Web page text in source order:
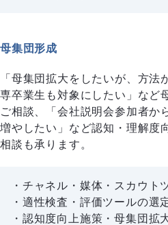
母集団形成
「母集団拡大をしたいが、方法
専卒業生も対象にしたい」など
ご相談、「会社説明会参加者か
増やしたい」など認知・理解度
相談も承ります。
チャネル・媒体・スカウト
適性検査・評価ツールの選
認知度向上施策・母集団拡